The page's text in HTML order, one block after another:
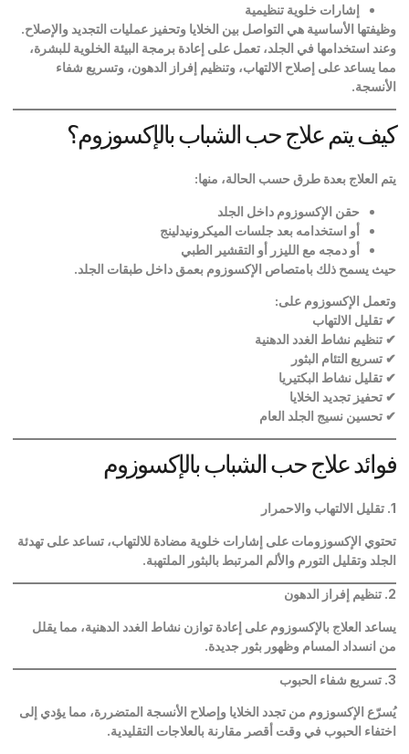
إشارات خلوية تنظيمية
وظيفتها الأساسية هي التواصل بين الخلايا وتحفيز عمليات التجديد والإصلاح.
وعند استخدامها في الجلد، تعمل على إعادة برمجة البيئة الخلوية للبشرة،
مما يساعد على إصلاح الالتهاب، وتنظيم إفراز الدهون، وتسريع شفاء
الأنسجة.
كيف يتم علاج حب الشباب بالإكسوزوم؟
يتم العلاج بعدة طرق حسب الحالة، منها:
حقن الإكسوزوم داخل الجلد
أو استخدامه بعد جلسات الميكرونيدلينج
أو دمجه مع الليزر أو التقشير الطبي
حيث يسمح ذلك بامتصاص الإكسوزوم بعمق داخل طبقات الجلد.
وتعمل الإكسوزوم على:
✔ تقليل الالتهاب
✔ تنظيم نشاط الغدد الدهنية
✔ تسريع التئام البثور
✔ تقليل نشاط البكتيريا
✔ تحفيز تجديد الخلايا
✔ تحسين نسيج الجلد العام
فوائد علاج حب الشباب بالإكسوزوم
1. تقليل الالتهاب والاحمرار
تحتوي الإكسوزومات على إشارات خلوية مضادة للالتهاب، تساعد على تهدئة
الجلد وتقليل التورم والألم المرتبط بالبثور الملتهبة.
2. تنظيم إفراز الدهون
يساعد العلاج بالإكسوزوم على إعادة توازن نشاط الغدد الدهنية، مما يقلل
من انسداد المسام وظهور بثور جديدة.
3. تسريع شفاء الحبوب
يُسرّع الإكسوزوم من تجدد الخلايا وإصلاح الأنسجة المتضررة، مما يؤدي إلى
اختفاء الحبوب في وقت أقصر مقارنة بالعلاجات التقليدية.